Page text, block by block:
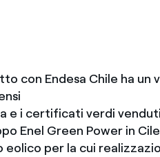
con Endesa Chile ha un
e i certificati verdi
Enel Green Power in
eolico per la cui